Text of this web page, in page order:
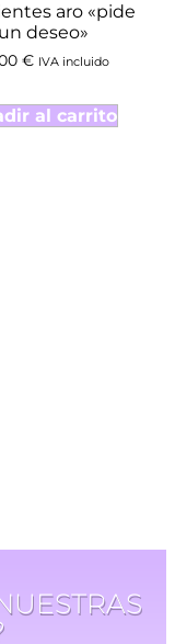
aro «pide
un deseo»
€ IVA incluido
al carrito